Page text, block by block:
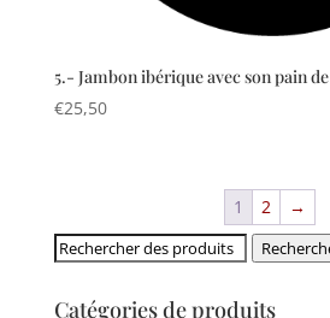
5.- Jambon ibérique avec son pain
€25,50
1 2
→
Rechercher:
Catégories de produits